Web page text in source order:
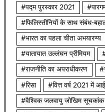
#पद्म पुरस्कार 2021
#फिलिस्तीनियों के साथ संबंध-
#भारत का पहला चीता अभयारण्य
#यातायात उल्लंघन प्रीमियम
#राजनीति का अपराधीकरण
#रिसा #वित्त वर्ष 2021 में
#वैश्विक जलवायु जोखिम